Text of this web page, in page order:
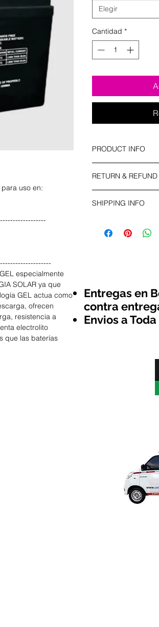
para uso en:
especialmente
SOLAR ya que
GEL actua como
ofrecen
resistencia a
electrolito
que las baterías
Elegir
Cantidad *
PRODUCT INFO
information about
material, care and
great space to write
RETURN &
your customers
straightforward
way to build trust
SHIPPING INFO
information about
Entregas en
contra
Envios a